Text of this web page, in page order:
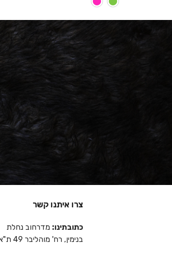
צרו איתנו קשר
כתובתינו: מדרחוב נחלת
בנימין, רח' מוהליבר 49 ת"א